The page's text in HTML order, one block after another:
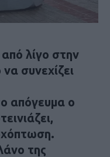
λίγο στην
συνεχίζει
απόγευμα ο
της